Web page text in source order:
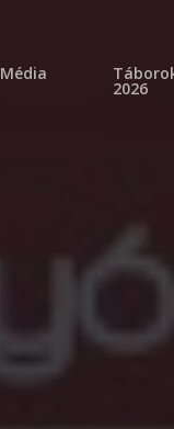
média
2026